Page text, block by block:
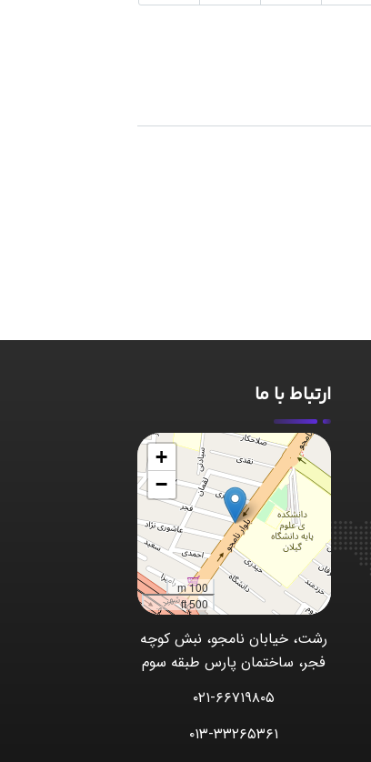
ارتباط با ما
+
−
100 m
500 ft
رشت، خیابان نامجو، نبش کوچه
فجر، ساختمان پارس طبقه سوم
۰۲۱-۶۶۷۱۹۸۰۵
۰۱۳-۳۳۲۶۵۳۶۱